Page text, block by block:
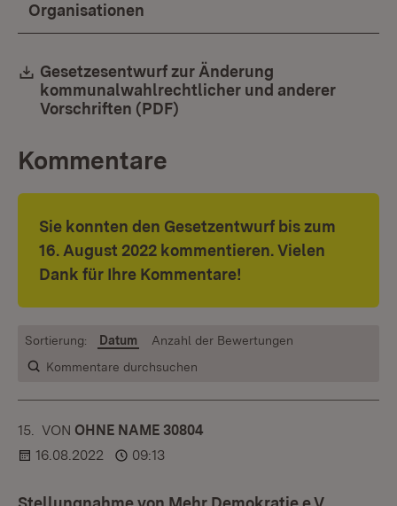
Organisationen
Download:
Gesetzesentwurf zur Änderung
kommunalwahlrechtlicher und anderer
Vorschriften (PDF)
Kommentare
Sie konnten den Gesetzentwurf bis zum
16. August 2022 kommentieren. Vielen
Dank für Ihre Kommentare!
Kommentare durchsuchen
Sortierung: Datum Anzahl der Bewertungen
15. KOMMENTAR
VON :OHNE NAME 30804
16.08.2022
09:13